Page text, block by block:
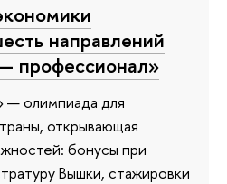
направлений
профессионал»
олимпиада для
открывающая
бонусы при
Вышки, стажировки